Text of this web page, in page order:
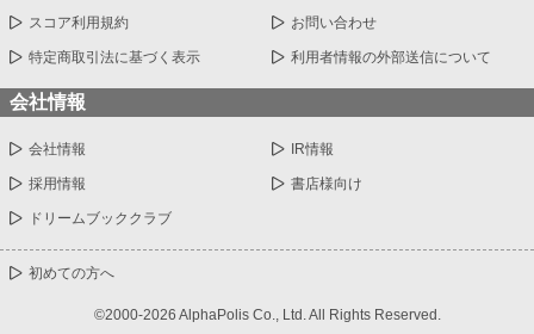
スコア利用規約 お問い合わせ
特定商取引法に基づく表示 利用者情報の外部送信について
会社情報
会社情報 IR情報
採用情報 書店様向け
ドリームブッククラブ
初めての方へ
©2000-2026 AlphaPolis Co., Ltd. All Rights Reserved.